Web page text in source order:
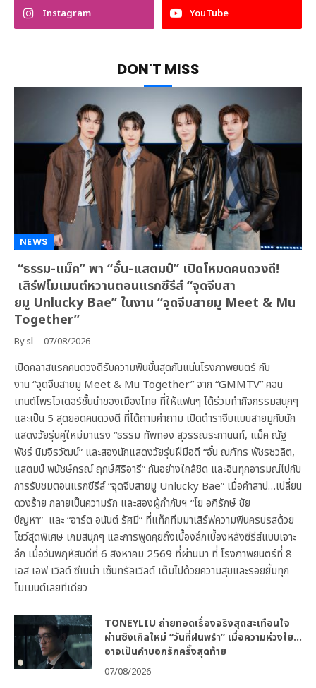
Instagram YouTube
DON'T MISS
NEWS
“ธรรม-แม็ค” พา “อั๋น-แสตมป์” เปิดโหมดคนดวงดี!
เสิร์ฟโมเมนต์หวานตอนแรกซีรีส์ “จุดจีบสา
ยมู Unlucky Bae” ในงาน “จุดจีบสายมู Meet & Mu
Together”
Bysl 07/08/2026
เปิดคลาสแรกคนดวงดีรับความฟินขั้นสุดกันแน่นโรงภาพยนตร์ กับ
งาน “จุดจีบสายมู Meet & Mu Together” จาก “GMMTV” คอน
เทนต์โพรไวเดอร์ชั้นนำของเมืองไทย ที่ให้แฟนๆ ได้ร่วมทำกิจกรรมสนุกๆ
และเป็น 5 สุดยอดคนดวงดี ที่ได้ถามคำถาม เปิดตำราจีบแบบสายมูกับนัก
แสดงวัยรุ่นคู่ใหม่มาแรง “ธรรม ทัพทอง สุวรรณระกานนท์, แม็ค ณัฐ
พัชร์ นิมจิรวัฒน์” และสองนักแสดงวัยรุ่นฝีมือดี “อั๋น ณภัทร พัชรชวลิต,
แสตมป์ พนัชษ์กรณ์ ฤกษ์ศิริอารี” กันอย่างใกล้ชิด และอินทุกอารมณ์ไปกับ
การรับชมตอนแรกซีรีส์ “จุดจีบสายมู Unlucky Bae” เมื่อคำสาป…เปลี่ยน
ดวงร้าย กลายเป็นความรัก และสองผู้กำกับฯ “โย อภิรักษ์ ชัย
ปัญหา” และ “อาร์ต อนันต์ รัศมี” ที่แท็กทีมมาเสิร์ฟความฟินครบรสด้วย
โชว์สุดพิเศษ เกมสนุกๆ และการพูดคุยถึงเบื้องลึกเบื้องหลังซีรีส์แบบเจาะ
ลึก เมื่อวันพฤหัสบดีที่ 6 สิงหาคม 2569 ที่ผ่านมา ที่ โรงภาพยนตร์ที่ 8
เอส เอฟ เวิลด์ ซีเนม่า เซ็นทรัลเวิลด์ เต็มไปด้วยความสุขและรอยยิ้มทุก
โมเมนต์เลยทีเดียว
TONEYLIU ถ่ายทอดเรื่องจริงสุดสะเทือนใจ
ผ่านซิงเกิลใหม่ “วันที่ฝนพรำ” เมื่อความห่วงใย…
อาจเป็นคำบอกรักครั้งสุดท้าย
07/08/2026